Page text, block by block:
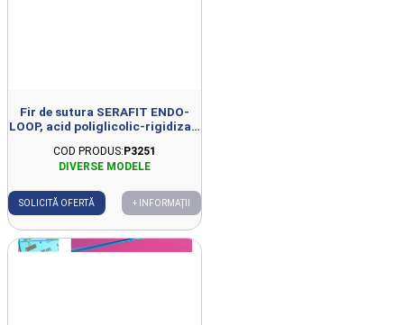
Fir de sutura SERAFIT ENDO-
LOOP, acid poliglicolic-rigidizat,
acoperit USP 0, 1x50cm, fara ac
COD PRODUS:P3251
SOLICITĂ OFERTĂ + INFORMAȚII